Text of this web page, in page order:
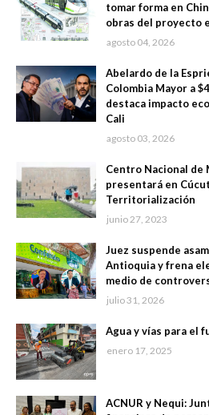
tomar forma en
obras del proyecto
agosto 04, 2026
Abelardo de la
Colombia Mayor a
destaca impacto
Cali
agosto 03, 2026
Centro Nacional de
presentará en
Territorialización
junio 27, 2023
Juez suspende
Antioquia y frena
medio de
julio 31, 2026
Agua y vías para el
enero 17, 2025
ACNUR y Nequi: